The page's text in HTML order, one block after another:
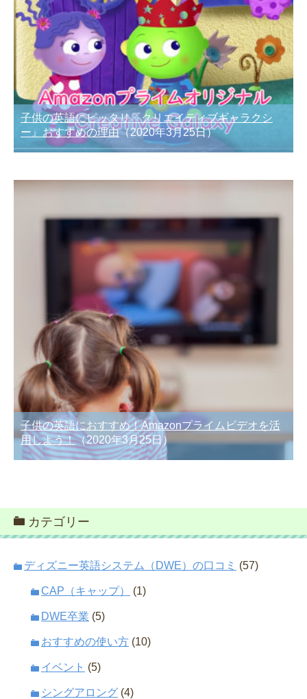
子供の英語にピッタリ『クリエイティブギャラクシ
ー』おすすめの理由（2020年3月25日）
子供の英語におすすめ！Amazonプライムビデオを活
用しよう！（2020年3月25日）
カテゴリー
ディズニー英語システム（DWE）の口コミ (57)
CAP（キャップ） (1)
DWE卒業 (5)
おすすめの使い方 (10)
イベント (5)
シングアロング (4)